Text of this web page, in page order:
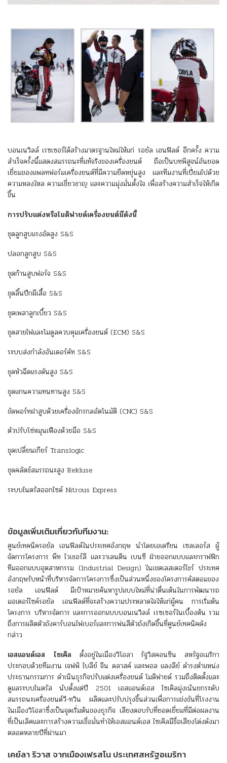
บอนเนวิลล์ เรซเซอร์ได้สร้างมาตรฐานใหม่ให้แก่ รอยัล เอนฟิลด์ อีกครั้ง ความ
สำเร็จครั้งนี้แสดงสมรรถนะที่แท้จริงของเครื่องยนต์ ถือเป็นบทพิสูจน์อันยอด
เยี่ยมของแพลทฟอร์มเครื่องยนต์ที่มีความยืดหยุ่นสูง และทีมงานที่เปี่ยมไปด้วย
ความหลงใหล ความเชี่ยวชาญ และความมุ่งมั่นตั้งใจ เพื่อสร้างความสำเร็จให้เกิด
ขึ้น
การปรับแต่งหรือโมดิฟายด์เครื่องยนต์มีดังนี้
ชุดลูกสูบแรงอัดสูง S&S
ปลอกลูกสูบ S&S
ชุดก้านสูบฟอร์จ S&S
ชุดลิ้นปีกผีเสื้อ S&S
ชุดเพลาลูกเบี้ยว S&S
ชุดสายไฟและโมดูลควบคุมเครื่องยนต์ (ECM) S&S
ระบบส่งกำลังอันเดอร์คัท S&S
ชุดหัวฉีดแรงดันสูง S&S
ชุดแกนความทนทานสูง S&S
ขัดพอร์ทฝาสูบด้วยเครื่องจักรกลอัตโนมัติ (CNC) S&S
ตัวปรับโซ่หมุนเฟืองด้วยมือ S&S
ชุดเปลี่ยนเกียร์ Translogic
ชุดคลัตช์สมรรถนะสูง Rekluse
ระบบไนตรัสออกไซด์ Nitrous Express
ข้อมูลเพิ่มเติมเกี่ยวกับทีมงาน:
ศูนย์เทคนิครอยัล เอนฟิลด์ในประเทศอังกฤษ นำโดยเอเดรียน เซลเลอร์ส ผู้
จัดการโครงการ พีท ไวเชอร์ลี และวาเลนติน เบนซี ฝ่ายออกแบบและกราฟฟิก
ทีมออกแบบอุตสาหกรรม (Industrial Design) ในเขตเลสเตอร์ไชร์ ประเทศ
อังกฤษรับหน้าที่บริหารจัดการโครงการซึ่งเป็นส่วนหนึ่งของโครงการคัสตอมของ
รอยัล เอนฟิลด์ มีเป้าหมายค้นหารูปแบบใหม่ที่น่าตื่นเต้นในการพัฒนารถ
มอเตอร์ไซค์รอยัล เอนฟิลด์ที่จะสร้างความประหลาดใจให้แก่ผู้คน การเริ่มต้น
โครงการ บริหารจัดการ และการออกแบบบอนเนวิลล์ เรซเซอร์ในเบื้องต้น รวม
ถึงการผลิตตัวถังคาร์บอนไฟเบอร์และการพ่นสีตัวถังเกิดขึ้นที่ศูนย์เทคนิคดัง
กล่าว
เอสแอนด์เอส ไซเคิล ตั้งอยู่ในเมืองวิโอลา รัฐวิสคอนซิน สหรัฐอเมริกา
ประกอบด้วยทีมงาน เจฟฟ์ ไบลีย์ จีน ดลาสค์ และพอล แลงลีย์ ดำรงตำแหน่ง
ประธานกรรมการ ดำเนินธุรกิจปรับแต่งเครื่องยนต์ โมดิฟายด์ รวมถึงติดตั้งและ
ดูแลระบบไนตรัส นับตั้งแต่ปี 2501 เอสแอนด์เอส ไซเคิลมุ่งเน้นยกระดับ
สมรรถนะเครื่องยนต์วี-ทวิน ผลิตและปรับปรุงชิ้นส่วนเพื่อการแข่งขันที่โรงงาน
ในเมืองวิโอลาซึ่งเป็นจุดเริ่มต้นของธุรกิจ เสียงตอบรับที่ยอดเยี่ยมที่มีต่อผลงาน
ที่เป็นเลิศและการสร้างความเชื่อมั่นทำให้เอสแอนด์เอส ไซเคิลมีชื่อเสียงโด่งดังมา
ตลอดหลายปีที่ผ่านมา
เคย์ลา ริวาส จากเมืองเฟรสโน ประเทศสหรัฐอเมริกา